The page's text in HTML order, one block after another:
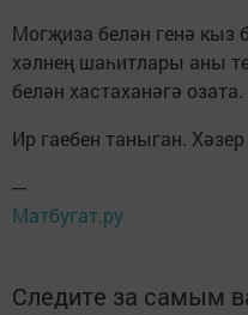
Могҗиза белән генә кыз
хәлнең шаһитлары аны
белән хастаханәгә озата.
Ир гаебен таныган.
---
Матбугат.ру
Следите за самым